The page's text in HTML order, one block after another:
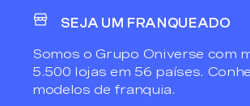
SEJA UM FRANQUEADO
Somos o Grupo Oniverse com
5.500 lojas em 56 países.
modelos de franquia.